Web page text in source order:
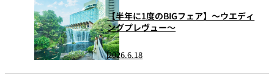
カフェ・ラウンジ
SATSUKI
ガーデンラウ
ンジ
【半年に1度のBIGフェア】～ウエディ
ングプレヴュー～
2026.6.18